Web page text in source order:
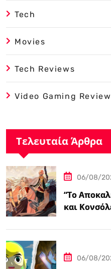
Tech
Movies
Tech Reviews
Video Gaming
Τελευταία Άρθρα
06/08/
“Το
και
06/08/